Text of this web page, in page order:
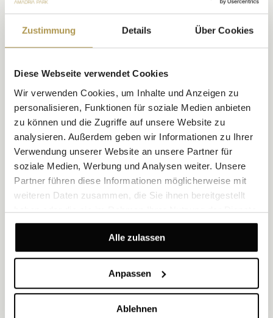
Zustimmung Details Über Cookies
Diese Webseite verwendet Cookies
Wir verwenden Cookies, um Inhalte und Anzeigen zu
personalisieren, Funktionen für soziale Medien anbieten
zu können und die Zugriffe auf unsere Website zu
analysieren. Außerdem geben wir Informationen zu Ihrer
Verwendung unserer Website an unsere Partner für
soziale Medien, Werbung und Analysen weiter. Unsere
Partner führen diese Informationen möglicherweise mit
weiteren Daten zusammen, die Sie ihnen bereitgestellt
haben oder die sie im Rahmen Ihrer Nutzung der Dienste
gesammelt haben.
Alle zulassen
Anpassen
Ablehnen
Größe 27 m² Meerblick Bis zu 2 Personen
1 Kingsize-Bett oder 2 Einzelbetten Nebengebäude
Dieses Superior Doppel-/Zweibettzimmer, gelegen in der Villa
Camellia, dem Nebengebäude des Grand Hotels, verbindet die
Intimität einer historischen Villa mit einem offenen Meerblick. Der
27 m² große Grundriss wirkt hell und stilvoll, geprägt von sanften
Oberflächen, klaren Linien und einer ruhigen Atmosphäre, die zu
ENTDECKEN
ANGEBOTE ZUM GENIESSEN